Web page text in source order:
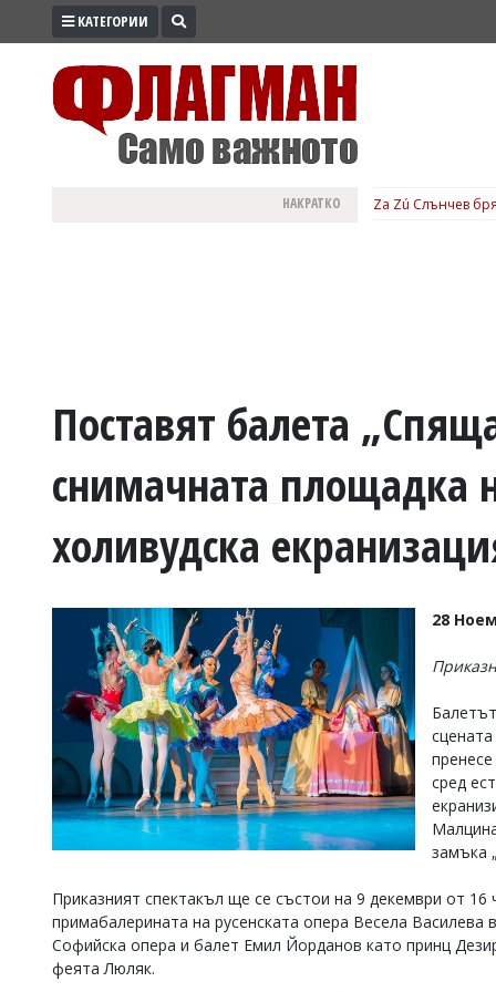
ПРОМО
ВОЙНАТА
УКРАЙНА
СПОРТ
РАЗСЛЕДВАНЕ
БИЗНЕС
Управители:
Веселин
v.vasilev@flagman.bg
Касабова,
k.kassabova@flagman.bg
редактор:
office@flagman.bg
КАТЕГОРИИ
НАКРАТКО Za Zú Слънчев
Поставят балета
снимачната площадка
холивудска
28
сред
замъка
Приказният спектакъл ще се състои на 9 декември от
примабалерината на русенската опера Весела
Софийска опера и балет Емил Йорданов като принц
феята Люляк.